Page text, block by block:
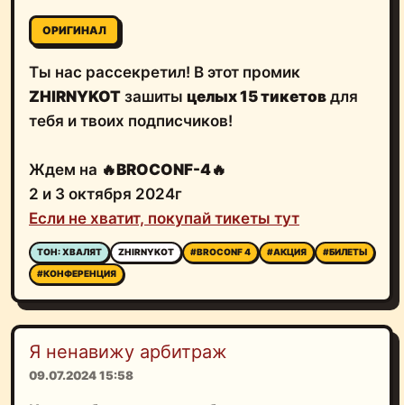
ОРИГИНАЛ
Ты нас рассекретил! В этот промик
ZHIRNYKOT зашиты целых 15 тикетов для
тебя и твоих подписчиков!
Ждем на 🔥BROCONF-4🔥
2 и 3 октября 2024г
Если не хватит, покупай тикеты тут
ТОН: ХВАЛЯТ ZHIRNYKOT #BROCONF 4 #АКЦИЯ
#БИЛЕТЫ
#КОНФЕРЕНЦИЯ
Я ненавижу арбитраж
09.07.2024 15:58